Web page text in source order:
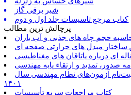
شیر برقی گاز
کتاب مرجع تاسیسات جلد اول و دوم
پرچالش ترین مطالب
حجم چاه های جذبی و آب باران
ساختار مبدل های حرارتی صفحه ای
ای درباره یاتاقان های مغناطیسی
صدور، تمدید و ارتقاء پایه مهندسی
ثبت‌نام آزمون‌های نظام مهندسی سال
۱۴۰۱
کتاب مراجعات سریع تأسیسات